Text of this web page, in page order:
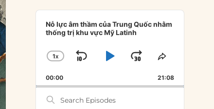
Audio
Player
Nỗ lực âm thầm của Trung Quốc nhằm
thống trị khu vực Mỹ Latinh
CHANGE
RATE
1X
SKIP
BACKWARD
PLAYJUMP
FORWARD
SHARE
EPISODE
00:00 21:08
Search
Episodes